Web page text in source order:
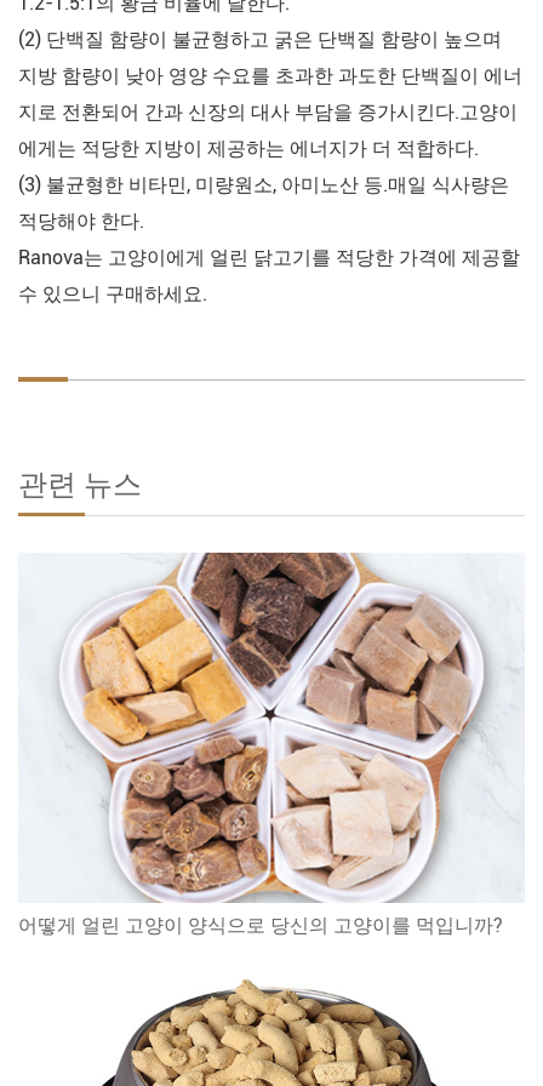
(2) 단백질 함량이 불균형하고 굵은 단백질 함량이 높으며
지방 함량이 낮아 영양 수요를 초과한 과도한 단백질이 에너
지로 전환되어 간과 신장의 대사 부담을 증가시킨다.고양이
에게는 적당한 지방이 제공하는 에너지가 더 적합하다.
(3) 불균형한 비타민, 미량원소, 아미노산 등.매일 식사량은
적당해야 한다.
Ranova는 고양이에게 얼린 닭고기를 적당한 가격에 제공할
수 있으니 구매하세요.
관련 뉴스
어떻게 얼린 고양이 양식으로 당신의 고양이를 먹입니까?